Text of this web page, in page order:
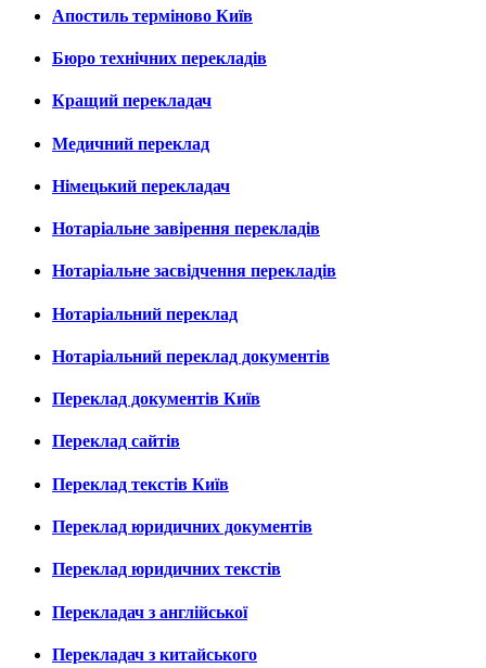
Апостиль терміново Київ
Бюро технічних перекладів
Кращий перекладач
Медичний переклад
Німецький перекладач
Нотаріальне завірення перекладів
Нотаріальне засвідчення перекладів
Нотаріальний переклад
Нотаріальний переклад документів
Переклад документів Київ
Переклад сайтів
Переклад текстів Київ
Переклад юридичних документів
Переклад юридичних текстів
Перекладач з англійської
Перекладач з китайського